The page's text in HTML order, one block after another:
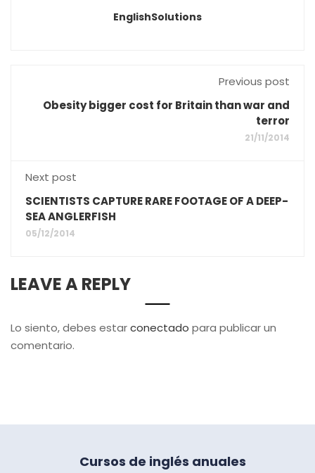
EnglishSolutions
Previous post
Obesity bigger cost for Britain than war and
terror
21/11/2014
Next post
SCIENTISTS CAPTURE RARE FOOTAGE OF A DEEP-
SEA ANGLERFISH
05/12/2014
LEAVE A REPLY
Lo siento, debes estarconectado para publicar un
comentario.
Cursos de inglés anuales